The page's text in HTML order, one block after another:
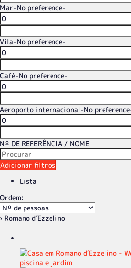
Mar-No preference-
Vila-No preference-
Café-No preference-
Aeroporto internacional-No
Nº DE REFERÊNCIA / NOME
Adicionar filtros
Lista
Ordem:
› Romano d´Ezzelino